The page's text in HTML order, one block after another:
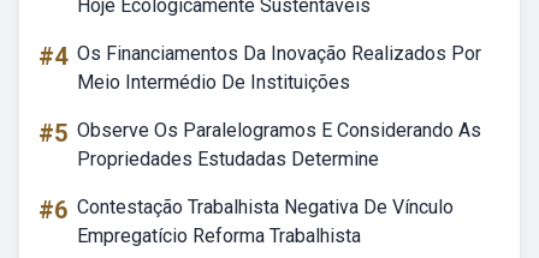
Hoje Ecologicamente Sustentáveis
#4 Os Financiamentos Da Inovação Realizados Por
Meio Intermédio De Instituições
#5 Observe Os Paralelogramos E Considerando As
Propriedades Estudadas Determine
#6 Contestação Trabalhista Negativa De Vínculo
Empregatício Reforma Trabalhista